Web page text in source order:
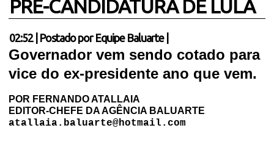
PRÉ-CANDIDATURA DE LULA
02:52| Postado por Equipe Baluarte
Governador vem sendo cotado para
vice do ex-presidente ano que vem.
POR FERNANDO ATALLAIA
EDITOR-CHEFE DA AGÊNCIA BALUARTE
atallaia.baluarte@hotmail.com